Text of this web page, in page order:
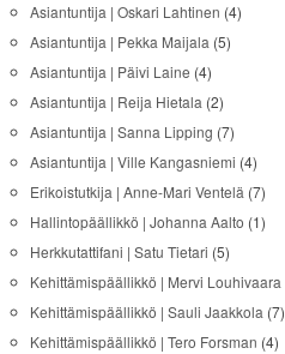
Asiantuntija | Oskari Lahtinen (4)
Asiantuntija | Pekka Maijala (5)
Asiantuntija | Päivi Laine (4)
Asiantuntija | Reija Hietala (2)
Asiantuntija | Sanna Lipping (7)
Asiantuntija | Ville Kangasniemi (4)
Erikoistutkija | Anne-Mari Ventelä (7)
Hallintopäällikkö | Johanna Aalto (1)
Herkkutattifani | Satu Tietari (5)
Kehittämispäällikkö | Mervi Louhivaara
Kehittämispäällikkö | Sauli Jaakkola (7)
Kehittämispäällikkö | Tero Forsman (4)